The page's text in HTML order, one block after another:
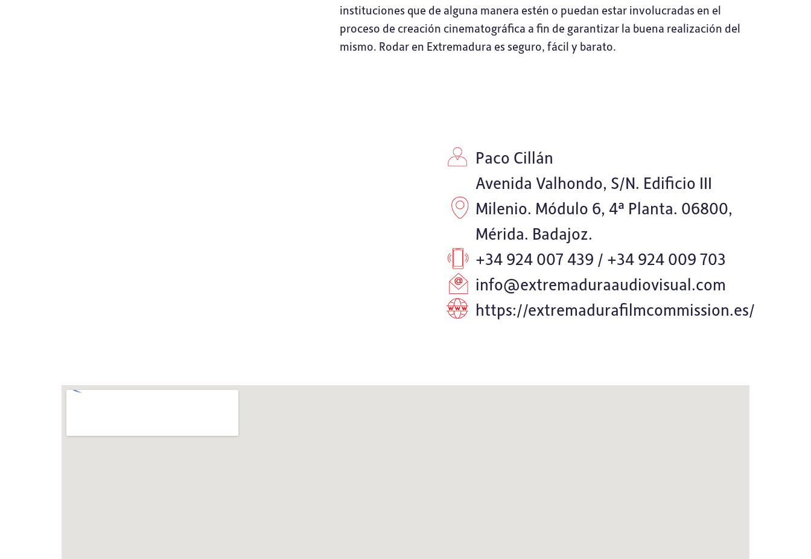
instituciones que de alguna manera estén o puedan estar involucradas en el
proceso de creación cinematográfica a fin de garantizar la buena realización del
mismo. Rodar en Extremadura es seguro, fácil y barato.
Paco Cillán
Avenida Valhondo, S/N. Edificio III
Milenio. Módulo 6, 4ª Planta. 06800,
Mérida. Badajoz.
+34 924 007 439 / +34 924 009 703
info@extremaduraaudiovisual.com
https://extremadurafilmcommission.es/